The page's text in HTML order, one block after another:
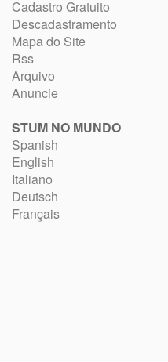
Cadastro Gratuito
Descadastramento
Mapa do Site
Rss
Arquivo
Anuncie
STUM NO MUNDO
Spanish
English
Italiano
Deutsch
Français